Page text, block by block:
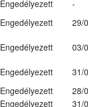
Engedélyezett
-
Engedélyezett
29/
Engedélyezett
03/
Engedélyezett
31/
Engedélyezett
28/
Engedélyezett 31/